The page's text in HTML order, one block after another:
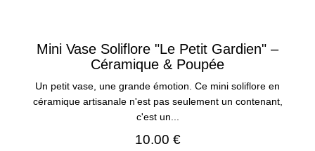
Mini Vase Soliflore "Le Petit Gardien" –
Céramique & Poupée
Un petit vase, une grande émotion. Ce mini soliflore en
céramique artisanale n'est pas seulement un contenant,
c'est un...
10.00 €